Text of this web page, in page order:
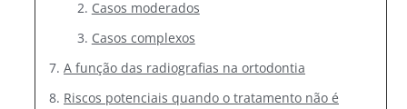
Casos moderados
Casos complexos
A função das radiografias na ortodontia
Riscos potenciais quando o tratamento não é